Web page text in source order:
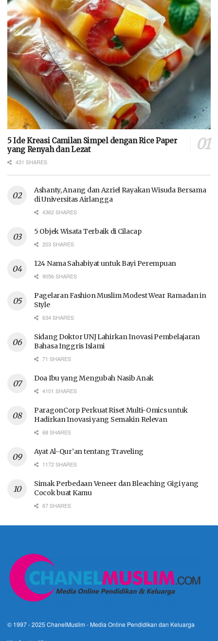
5 Ide Kreasi Camilan Simpel dengan Rice Paper
yang Renyah dan Lezat
431 SHARES
Ashanty, Anang dan Azriel Rayakan Wisuda Bersama
di Universitas Airlangga
4362 SHARES
5 Objek Wisata Terbaik di Cilacap
203 SHARES
124 Nama Sahabiyat untuk Bayi Perempuan
9056 SHARES
Pagelaran Fashion Muslim Modest Wear Ramadan in
Style
634 SHARES
Sidang Doktor UNJ Lahirkan Inovasi Pembelajaran
Bahasa Inggris Islami
71 SHARES
Doa Ibu yang Mengubah Nasib Anak
4101 SHARES
ParagonCorp Perkuat Riset Multi-Omics untuk
Hadirkan Inovasi yang Semakin Relevan
68 SHARES
Ayat Al-Qur’an tentang Traveling
1172 SHARES
Simak Perbedaan Veneer dan Bleaching Gigi yang
Cocok buat Kamu
67 SHARES
© 1997 - 2025 ChanelMuslim - Media Online Pendidikan dan Keluarga